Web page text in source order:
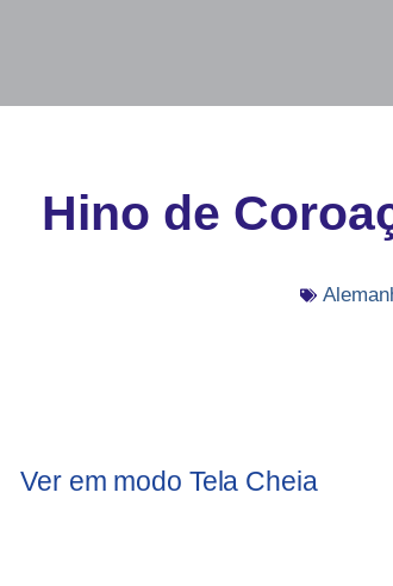
Hino de
Ver em modo Tela Cheia